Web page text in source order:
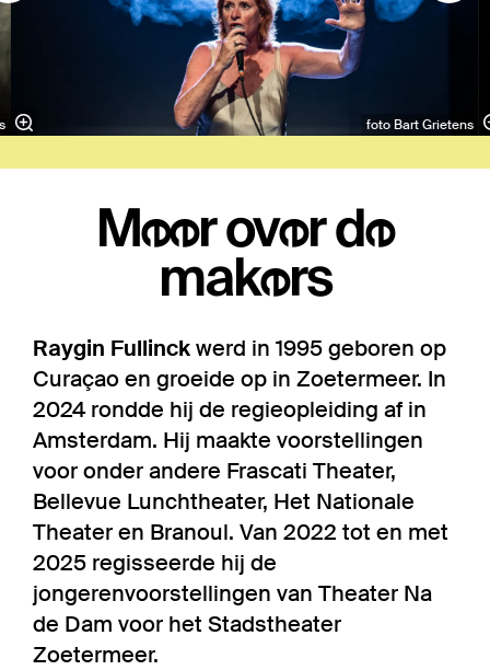
foto Bart Grietens
Meer over de
makers
Raygin Fullinckwerd in 1995 geboren op
Curaçao en groeide op in Zoetermeer. In
2024 rondde hij de regieopleiding af in
Amsterdam. Hij maakte voorstellingen
voor onder andere Frascati Theater,
Bellevue Lunchtheater, Het Nationale
Theater en Branoul. Van 2022 tot en met
2025 regisseerde hij de
jongerenvoorstellingen van Theater Na
de Dam voor het Stadstheater
Zoetermeer.